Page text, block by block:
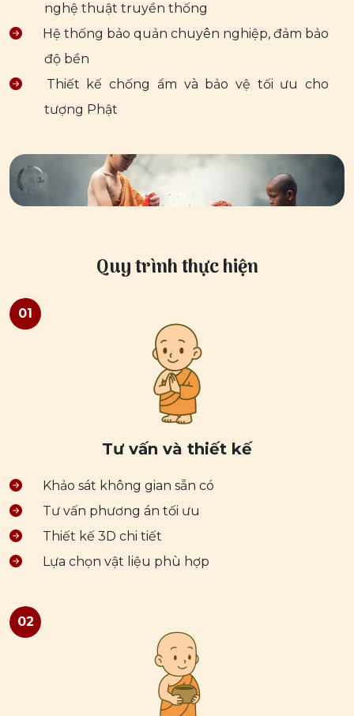
nghệ thuật truyền thống
Hệ thống bảo quản chuyên nghiệp, đảm bảo
độ bền
Thiết kế chống ẩm và bảo vệ tối ưu cho
tượng Phật
Quy trình thực hiện
Tư vấn và thiết kế
Khảo sát không gian sẵn có
Tư vấn phương án tối ưu
Thiết kế 3D chi tiết
Lựa chọn vật liệu phù hợp
01
02